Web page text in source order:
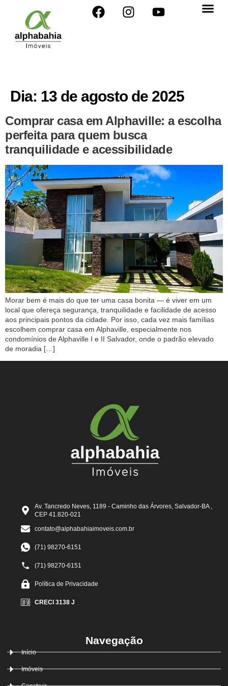
Dia: 13 de agosto de 2025
Comprar casa em Alphaville: a escolha
perfeita para quem busca
tranquilidade e acessibilidade
Morar bem é mais do que ter uma casa bonita — é viver em um
local que ofereça segurança, tranquilidade e facilidade de acesso
aos principais pontos da cidade. Por isso, cada vez mais famílias
escolhem comprar casa em Alphaville, especialmente nos
condomínios de Alphaville I e II Salvador, onde o padrão elevado
de moradia […]
Av. Tancredo Neves, 1189 - Caminho das Árvores, Salvador-BA ,
CEP 41.820-021
contato@alphabahiaimoveis.com.br
(71) 98270-6151
(71) 98270-6151
Política de Privacidade
CRECI 3138 J
Navegação
Início
Imóveis